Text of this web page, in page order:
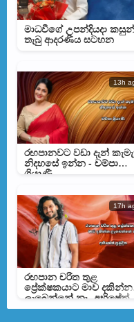
මාධවීගේ උපන්දියදා කසුන්
තැබු ආදරණීය සටහන
13h
රඟපානවට වඩා දැන්
නිදහසේ ඉන්න - චම්පා
ශ්‍රියාණී
17h
රඟපාන චරිත තුළ
ප්‍රේක්ෂකයාට මාව දකින්න
ලැබෙන්නේ නෑ -අභිෂේක්
ප්‍රමුදිත